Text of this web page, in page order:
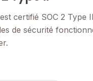
certifié SOC 2 Type
de sécurité